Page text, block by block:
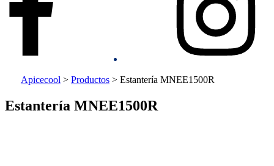
Estantería MNEE1500R
Apicecool > Productos> Estantería MNEE1500R